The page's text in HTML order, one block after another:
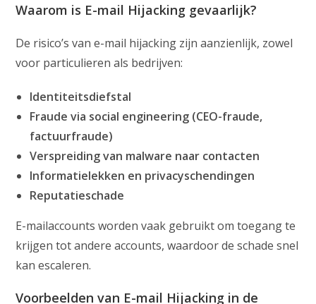
Waarom is E-mail Hijacking gevaarlijk?
De risico’s van e-mail hijacking zijn aanzienlijk, zowel
voor particulieren als bedrijven:
Identiteitsdiefstal
Fraude via social engineering (CEO-fraude,
factuurfraude)
Verspreiding van malware naar contacten
Informatielekken en privacyschendingen
Reputatieschade
E-mailaccounts worden vaak gebruikt om toegang te
krijgen tot andere accounts, waardoor de schade snel
kan escaleren.
Voorbeelden van E-mail Hijacking in de